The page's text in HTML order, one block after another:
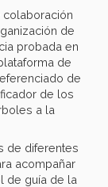
colaboración
de
probada en
de
de
de los
a la
de diferentes
acompañar
de guía de la